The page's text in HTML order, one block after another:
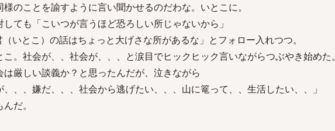
様のことを諭すように言い聞かせるのだわな。いとこに。
しても「こいつが言うほど恐ろしい所じゃないから」
いとこ）の話はちょっと大げさな所があるな」とフォロー入れつつ。
こ。社会が、、社会が、、、と涙目でヒックヒック言いながらつぶやき始めた。
は厳しい談義か？と思ったんだが、泣きながら
、、、嫌だ、、、社会から逃げたい、、、山に篭って、、生活したい、、」
だ。